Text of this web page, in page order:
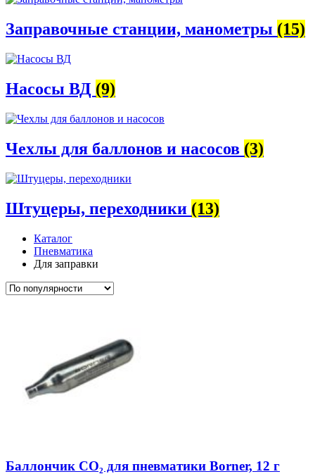
Заправочные станции, манометры (15)
Насосы ВД (9)
Чехлы для баллонов и насосов (3)
Штуцеры, переходники (13)
Каталог
Пневматика
Для заправки
Баллончик CO₂ для пневматики Borner, 12 г